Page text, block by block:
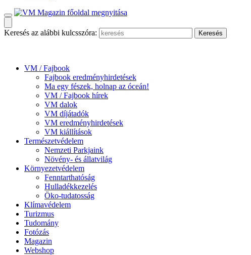
Keresés az alábbi kulcsszóra:
VM / Fajbook
Fajbook eredményhirdetések
Ma egy fészek, holnap az óceán!
VM / Fajbook hírek
VM dalok
VM díjátadók
VM eredményhirdetések
VM kiállítások
Természetvédelem
Nemzeti Parkjaink
Növény- és állatvilág
Környezetvédelem
Fenntarthatóság
Hulladékkezelés
Öko-tudatosság
Klímavédelem
Turizmus
Tudomány
Fotózás
Magazin
Webshop